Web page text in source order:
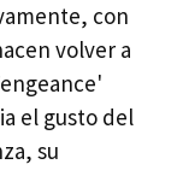
con
volver a
el gusto del
su